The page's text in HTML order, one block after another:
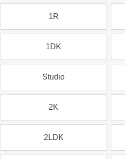
1R
1DK
Studio
2K
2LDK